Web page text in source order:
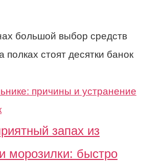
большой выбор средств
стоят десятки банок
запах из
морозилки: быстро